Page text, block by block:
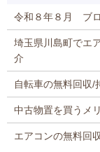
令和８年８月 ブ
埼玉県川島町でエ
介
自転車の無料回収/
中古物置を買うメ
エアコンの無料回